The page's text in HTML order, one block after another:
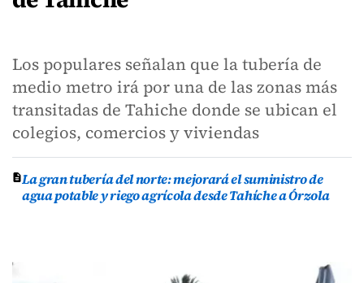
Los populares señalan que la tubería de
medio metro irá por una de las zonas más
transitadas de Tahiche donde se ubican el
colegios, comercios y viviendas
La gran tubería del norte: mejorará el suministro de
agua potable y riego agrícola desde Tahíche a Órzola